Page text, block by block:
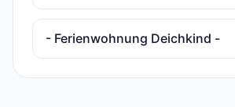
- Ferienwohnung Deichkind -